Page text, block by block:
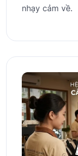
nhạy cảm về.